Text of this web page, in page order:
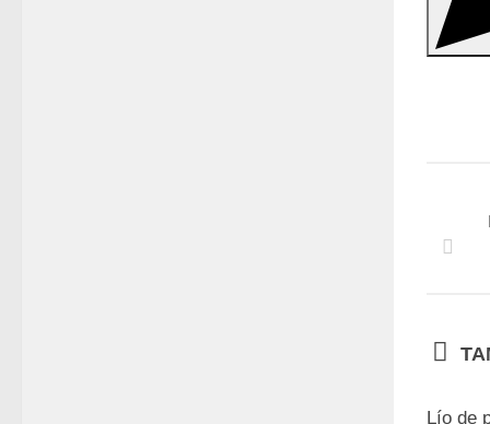
Lío de